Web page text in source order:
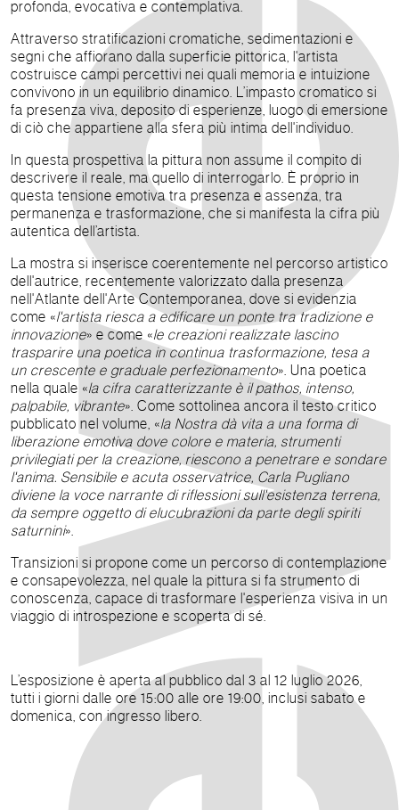
profonda, evocativa e contemplativa.
Attraverso stratificazioni cromatiche, sedimentazioni e
segni che affiorano dalla superficie pittorica, l'artista
costruisce campi percettivi nei quali memoria e intuizione
convivono in un equilibrio dinamico. L’impasto cromatico si
fa presenza viva, deposito di esperienze, luogo di emersione
di ciò che appartiene alla sfera più intima dell'individuo.
In questa prospettiva la pittura non assume il compito di
descrivere il reale, ma quello di interrogarlo. È proprio in
questa tensione emotiva tra presenza e assenza, tra
permanenza e trasformazione, che si manifesta la cifra più
autentica dell’artista.
La mostra si inserisce coerentemente nel percorso artistico
dell'autrice, recentemente valorizzato dalla presenza
nell'Atlante dell'Arte Contemporanea, dove si evidenzia
come «l'artista riesca a edificare un ponte tra tradizione e
innovazione» e come «le creazioni realizzate lascino
trasparire una poetica in continua trasformazione, tesa a
un crescente e graduale perfezionamento». Una poetica
nella quale «la cifra caratterizzante è il pathos, intenso,
palpabile, vibrante». Come sottolinea ancora il testo critico
pubblicato nel volume, «la Nostra dà vita a una forma di
liberazione emotiva dove colore e materia, strumenti
privilegiati per la creazione, riescono a penetrare e sondare
l'anima. Sensibile e acuta osservatrice, Carla Pugliano
diviene la voce narrante di riflessioni sull'esistenza terrena,
da sempre oggetto di elucubrazioni da parte degli spiriti
saturnini».
Transizioni si propone come un percorso di contemplazione
e consapevolezza, nel quale la pittura si fa strumento di
conoscenza, capace di trasformare l'esperienza visiva in un
viaggio di introspezione e scoperta di sé.
L’esposizione è aperta al pubblico dal 3 al 12 luglio 2026,
tutti i giorni dalle ore 15:00 alle ore 19:00, inclusi sabato e
domenica, con ingresso libero.